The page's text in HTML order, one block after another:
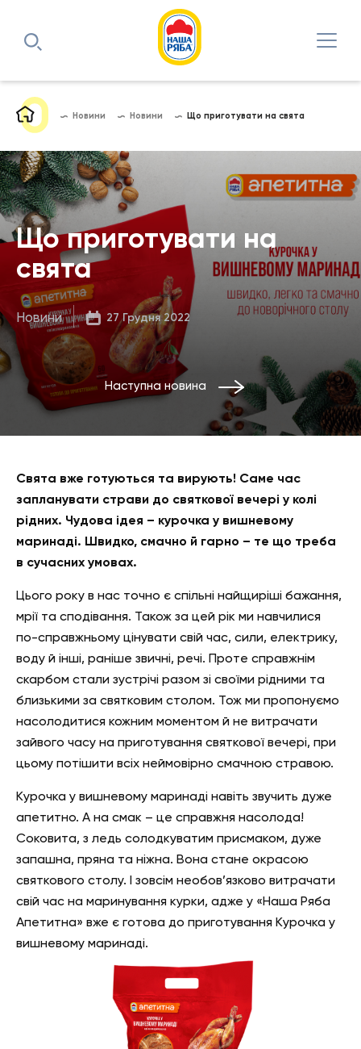
Новини Новини Що приготувати на свята
Що приготувати на
свята
Новини 27 Грудня 2022
Наступна новина
Свята вже готуються та вирують! Саме час
запланувати страви до святкової вечері у колі
рідних. Чудова ідея – курочка у вишневому
маринаді. Швидко, смачно й гарно – те що треба
в сучасних умовах.
Цього року в нас точно є спільні найщиріші бажання,
мрії та сподівання. Також за цей рік ми навчилися
по-справжньому цінувати свій час, сили, електрику,
воду й інші, раніше звичні, речі. Проте справжнім
скарбом стали зустрічі разом зі своїми рідними та
близькими за святковим столом. Тож ми пропонуємо
насолодитися кожним моментом й не витрачати
зайвого часу на приготування святкової вечері, при
цьому потішити всіх неймовірно смачною стравою.
Курочка у вишневому маринаді навіть звучить дуже
апетитно. А на смак – це справжня насолода!
Соковита, з ледь солодкуватим присмаком, дуже
запашна, пряна та ніжна. Вона стане окрасою
святкового столу. І зовсім необов’язково витрачати
свій час на маринування курки, адже у «Наша Ряба
Апетитна» вже є готова до приготування Курочка у
вишневому маринаді.